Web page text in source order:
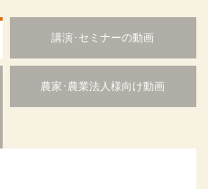
講演･セミナーの動画
農家･農業法人様向け動画